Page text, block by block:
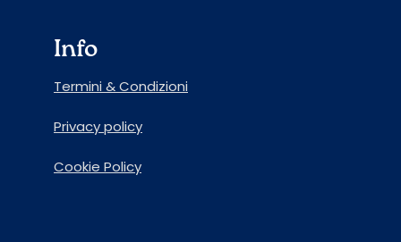
Info
Termini & Condizioni
Privacy policy
Cookie Policy